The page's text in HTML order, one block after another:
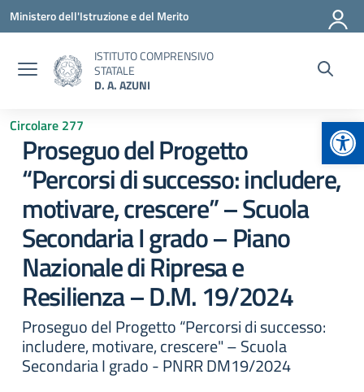
Vai ai contenuti
Vai al menu di navigazione
Vai al footer
Ministero dell'Istruzione e del Merito
ISTITUTO COMPRENSIVO
STATALE
D. A. AZUNI
Circolare 277
Proseguo del Progetto
“Percorsi di successo: includere,
motivare, crescere” – Scuola
Secondaria I grado – Piano
Nazionale di Ripresa e
Resilienza – D.M. 19/2024
Proseguo del Progetto “Percorsi di successo:
includere, motivare, crescere" – Scuola
Secondaria I grado - PNRR DM19/2024